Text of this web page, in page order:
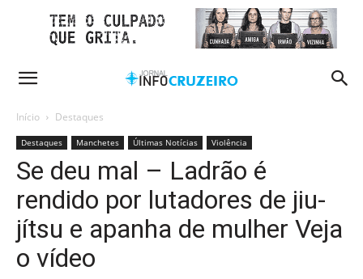
Início Destaques
Destaques Manchetes Últimas Notícias Violência
Se deu mal – Ladrão é
rendido por lutadores de jiu-
jítsu e apanha de mulher Veja
o vídeo